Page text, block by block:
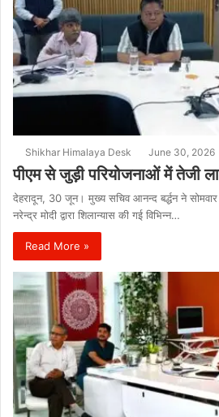
Shikhar Himalaya Desk June 30, 2026
पीएम से जुड़ी परियोजनाओं में तेजी
देहरादून, 30 जून। मुख्य सचिव आनन्द बर्द्धन ने
नरेन्द्र मोदी द्वारा शिलान्यास की गई विभिन्न…
Read More »